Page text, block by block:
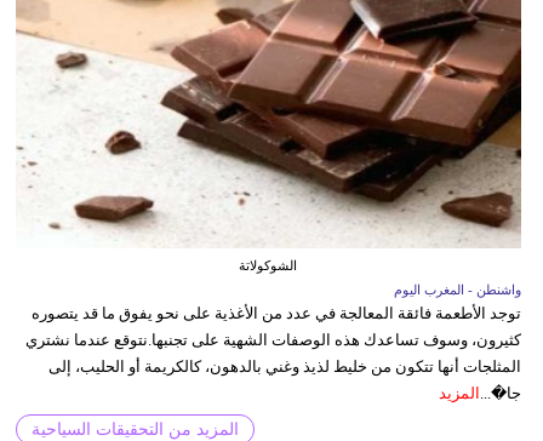
الشوكولاتة
واشنطن - المغرب اليوم
توجد الأطعمة فائقة المعالجة في عدد من الأغذية على نحو يفوق ما قد يتصوره
كثيرون، وسوف تساعدك هذه الوصفات الشهية على تجنبها.نتوقع عندما نشتري
المثلجات أنها تتكون من خليط لذيذ وغني بالدهون، كالكريمة أو الحليب، إلى
جا�... المزيد
المزيد من التحقيقات السياحية